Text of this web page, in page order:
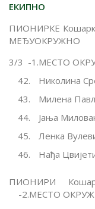
ЕКИПНО
ПИОНИРКЕ
МЕЂУОКРУЖНО
3/3 -1.МЕСТО
Николина
Милена
Јања
Ленка
Нађа
ПИОНИРИ
-2.МЕСТО